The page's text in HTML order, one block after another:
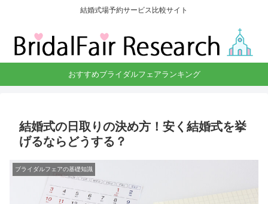
結婚式場予約サービス比較サイト
おすすめブライダルフェアランキング
結婚式の日取りの決め方！安く結婚式を挙
げるならどうする？
ブライダルフェアの基礎知識